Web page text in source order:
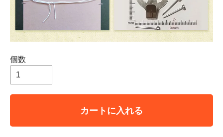
個数
カートに入れる